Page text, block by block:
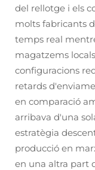
del rellotge i els
molts fabricants
temps real
magatzems
configuracions
retards
en comparació
arribava d'una
estratègia
producció en
en una altra part